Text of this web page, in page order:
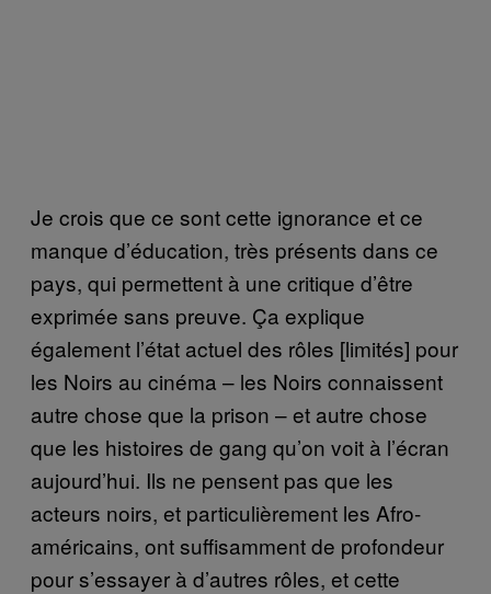
Je crois que ce sont cette ignorance et ce
manque d’éducation, très présents dans ce
pays, qui permettent à une critique d’être
exprimée sans preuve. Ça explique
également l’état actuel des rôles [limités] pour
les Noirs au cinéma – les Noirs connaissent
autre chose que la prison – et autre chose
que les histoires de gang qu’on voit à l’écran
aujourd’hui. Ils ne pensent pas que les
acteurs noirs, et particulièrement les Afro-
américains, ont suffisamment de profondeur
pour s’essayer à d’autres rôles, et cette